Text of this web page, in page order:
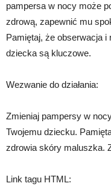
pampersa w nocy może
zdrową, zapewnić mu
Pamiętaj, że obserwacja i
dziecka są kluczowe.
Wezwanie do działania:
Zmieniaj pampersy w
Twojemu dziecku.
zdrowia skóry maluszka.
Link tagu HTML: